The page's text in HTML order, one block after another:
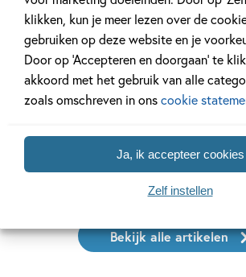
klikken, kun je meer lezen over de
gebruiken op deze website en je
Door op ‘Accepteren en doorgaan’ te
akkoord met het gebruik van alle
zoals omschreven in onscookie
Ja, ik accepteer cookies
Zelf instellen
8 JANUARI 2026
Poëzieweek 2026
Lees meer
Bekijk alle artikelen